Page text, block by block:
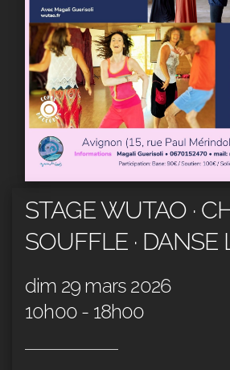
STAGE WUTAO ·
SOUFFLE · DANSE
dim 29 mars 2026
10h00 - 18h00